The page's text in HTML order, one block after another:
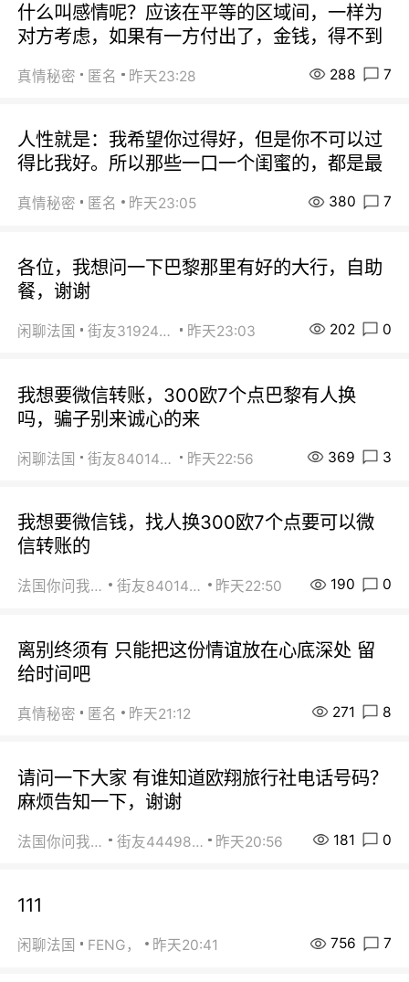
什么叫感情呢？应该在平等的区域间，一样为
对方考虑，如果有一方付出了，金钱，得不到
真情秘密 匿名 昨天23:28 288 7
人性就是：我希望你过得好，但是你不可以过
得比我好。所以那些一口一个闺蜜的，都是最
真情秘密 匿名 昨天23:05 380 7
各位，我想问一下巴黎那里有好的大行，自助
餐，谢谢
闲聊法国 街友31924072 昨天23:03 202 0
我想要微信转账，300欧7个点巴黎有人换
吗，骗子别来诚心的来
闲聊法国 街友84014588 昨天22:56 369 3
我想要微信钱，找人换300欧7个点要可以微
信转账的
法国你问我答 街友84014588 昨天22:50 190 0
离别终须有 只能把这份情谊放在心底深处 留
给时间吧
真情秘密 匿名 昨天21:12 271 8
请问一下大家 有谁知道欧翔旅行社电话号码？
麻烦告知一下，谢谢
法国你问我答 街友44498484 昨天20:56 181 0
111
闲聊法国 FENG， 昨天20:41 756 7